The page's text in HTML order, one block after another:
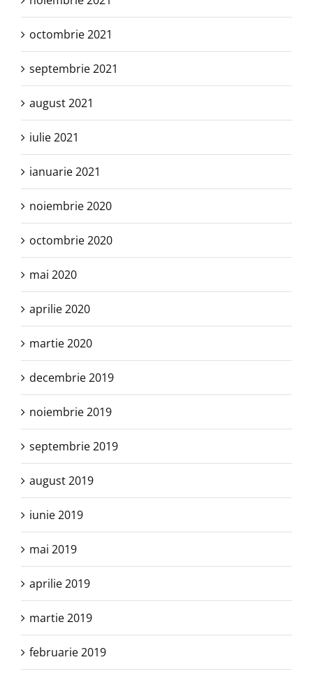
octombrie 2021
septembrie 2021
august 2021
iulie 2021
ianuarie 2021
noiembrie 2020
octombrie 2020
mai 2020
aprilie 2020
martie 2020
decembrie 2019
noiembrie 2019
septembrie 2019
august 2019
iunie 2019
mai 2019
aprilie 2019
martie 2019
februarie 2019